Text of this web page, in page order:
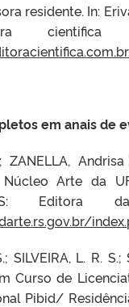
residente. In:
em anais de
ZANELLA,
Arte da
RS:
SILVEIRA, L. R.
Curso de
Pibid/